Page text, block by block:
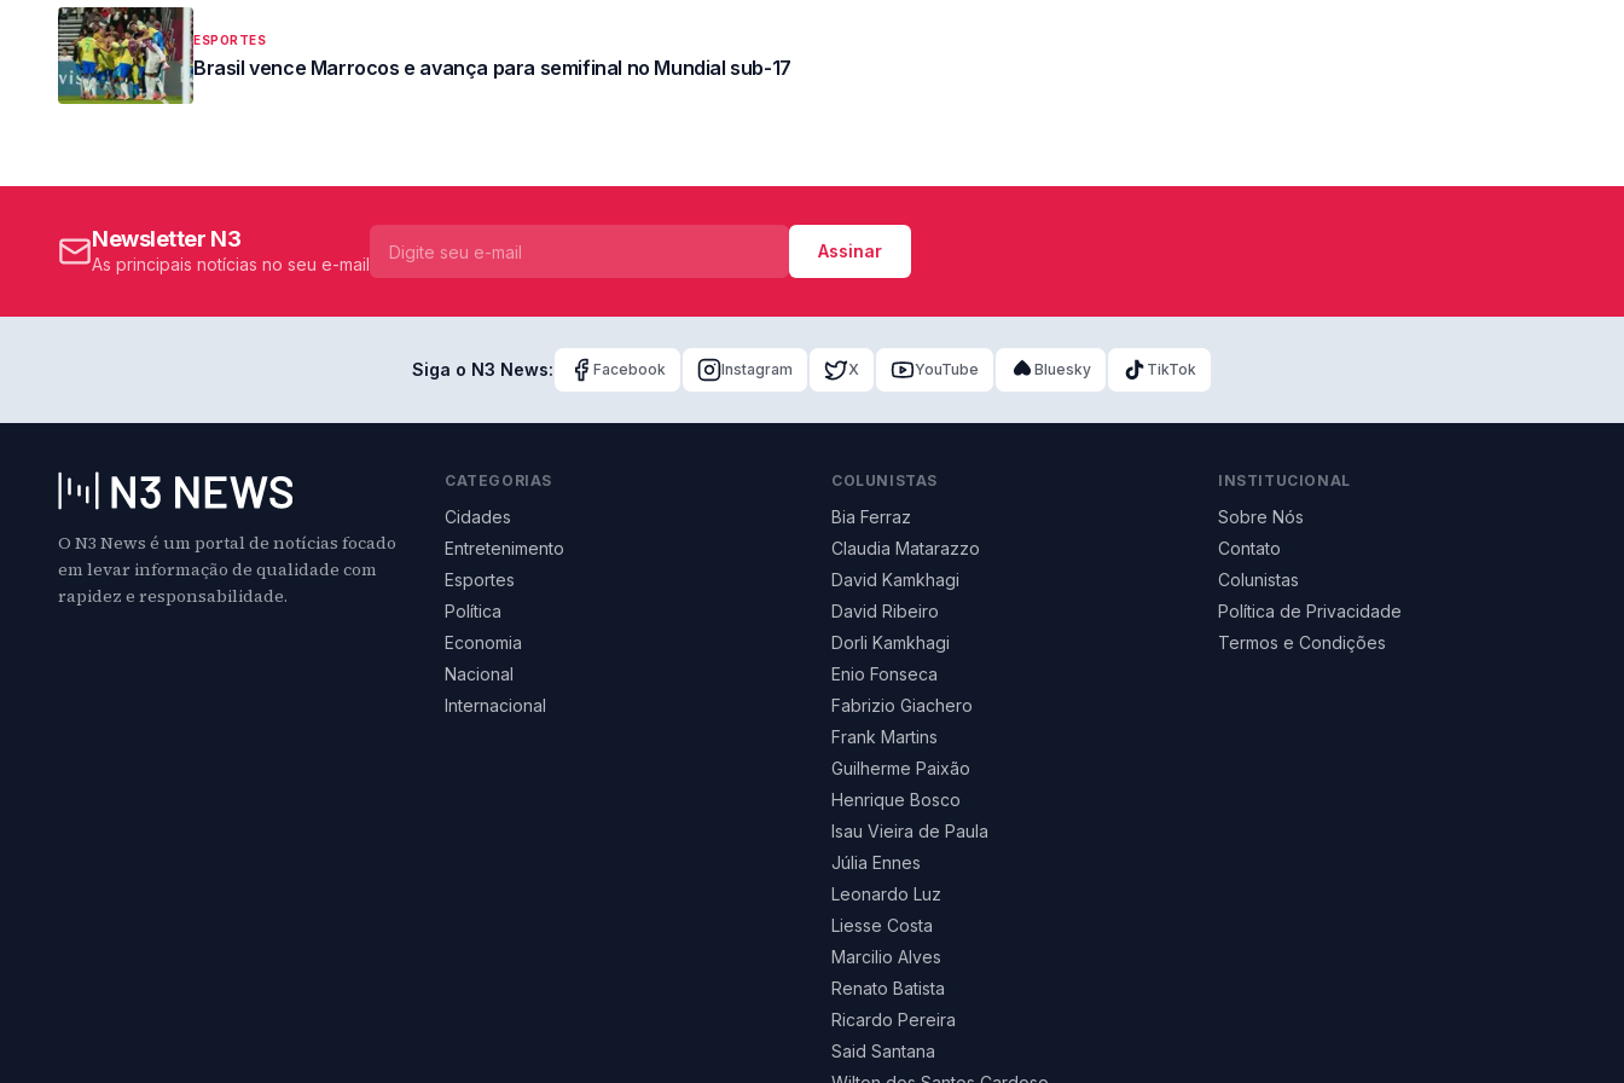
ESPORTES
Brasil vence Marrocos e avança para semifinal no Mundial sub-17
Newsletter N3
As principais notícias no seu e-mail
Assinar
Siga o N3 News: Facebook Instagram X YouTube Bluesky TikTok
O N3 News é um portal de notícias focado
em levar informação de qualidade com
rapidez e responsabilidade.
CATEGORIAS
Cidades
Entretenimento
Esportes
Política
Economia
Nacional
Internacional
COLUNISTAS
Bia Ferraz
Claudia Matarazzo
David Kamkhagi
David Ribeiro
Dorli Kamkhagi
Enio Fonseca
Fabrizio Giachero
Frank Martins
Guilherme Paixão
Henrique Bosco
Isau Vieira de Paula
Júlia Ennes
Leonardo Luz
Liesse Costa
Marcilio Alves
Renato Batista
Ricardo Pereira
Said Santana
INSTITUCIONAL
Sobre Nós
Contato
Colunistas
Política de Privacidade
Termos e Condições